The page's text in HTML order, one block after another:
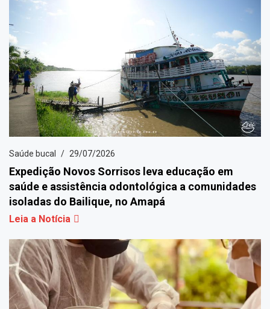
Saúde bucal 29/07/2026
Expedição Novos Sorrisos leva educação em
saúde e assistência odontológica a comunidades
isoladas do Bailique, no Amapá
Leia a Notícia